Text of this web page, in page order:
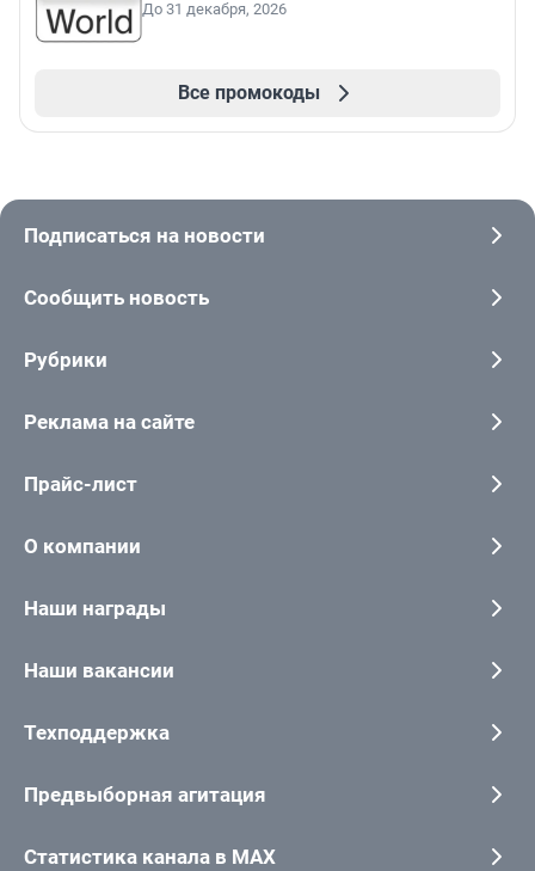
До 31 декабря, 2026
Все промокоды
Подписаться на новости
Сообщить новость
Рубрики
Реклама на сайте
Прайс-лист
О компании
Наши награды
Наши вакансии
Техподдержка
Предвыборная агитация
Статистика канала в MAX